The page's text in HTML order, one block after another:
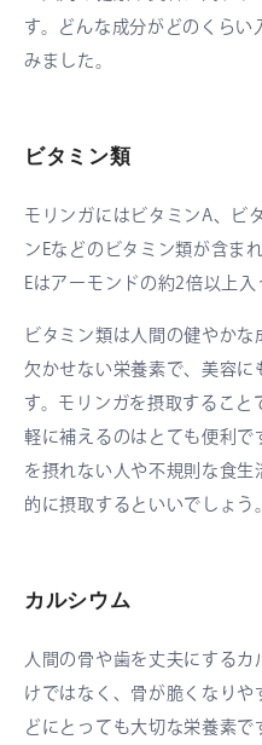
す。どんな成分がどのくら
みました。
ビタミン類
モリンガにはビタミンA、ビ
ンEなどのビタミン類が含ま
Eはアーモンドの約2倍以上入
ビタミン類は人間の健やか
欠かせない栄養素で、美容
す。モリンガを摂取するこ
軽に補えるのはとても便利
を摂れない人や不規則な食
的に摂取するといいでしょう。
カルシウム
人間の骨や歯を丈夫にする
けではなく、骨が脆くなり
どにとっても大切な栄養素